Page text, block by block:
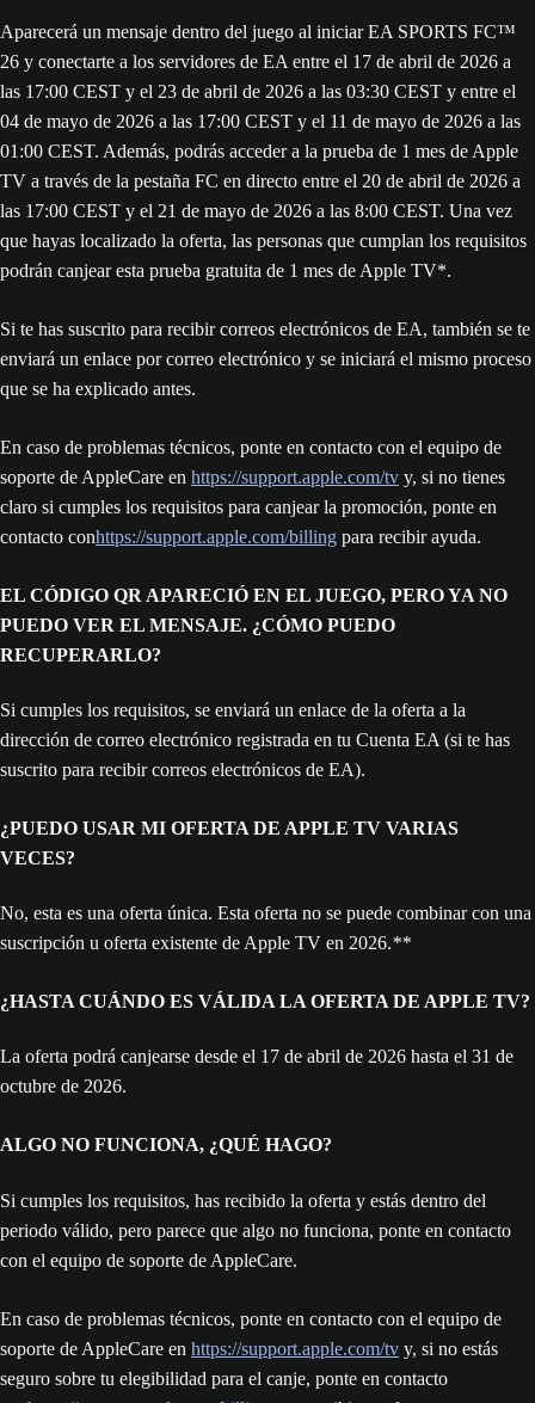
Aparecerá un mensaje dentro del juego al iniciar EA SPORTS FC™
26 y conectarte a los servidores de EA entre el 17 de abril de 2026 a
las 17:00 CEST y el 23 de abril de 2026 a las 03:30 CEST y entre el
04 de mayo de 2026 a las 17:00 CEST y el 11 de mayo de 2026 a las
01:00 CEST. Además, podrás acceder a la prueba de 1 mes de Apple
TV a través de la pestaña FC en directo entre el 20 de abril de 2026 a
las 17:00 CEST y el 21 de mayo de 2026 a las 8:00 CEST. Una vez
que hayas localizado la oferta, las personas que cumplan los requisitos
podrán canjear esta prueba gratuita de 1 mes de Apple TV*.
Si te has suscrito para recibir correos electrónicos de EA, también se te
enviará un enlace por correo electrónico y se iniciará el mismo proceso
que se ha explicado antes.
En caso de problemas técnicos, ponte en contacto con el equipo de
soporte de AppleCare en https://support.apple.com/tv y, si no tienes
claro si cumples los requisitos para canjear la promoción, ponte en
contacto conhttps://support.apple.com/billing para recibir ayuda.
EL CÓDIGO QR APARECIÓ EN EL JUEGO, PERO YA NO
PUEDO VER EL MENSAJE. ¿CÓMO PUEDO
RECUPERARLO?
Si cumples los requisitos, se enviará un enlace de la oferta a la
dirección de correo electrónico registrada en tu Cuenta EA (si te has
suscrito para recibir correos electrónicos de EA).
¿PUEDO USAR MI OFERTA DE APPLE TV VARIAS
VECES?
No, esta es una oferta única. Esta oferta no se puede combinar con una
suscripción u oferta existente de Apple TV en 2026.**
¿HASTA CUÁNDO ES VÁLIDA LA OFERTA DE APPLE TV?
La oferta podrá canjearse desde el 17 de abril de 2026 hasta el 31 de
octubre de 2026.
ALGO NO FUNCIONA, ¿QUÉ HAGO?
Si cumples los requisitos, has recibido la oferta y estás dentro del
periodo válido, pero parece que algo no funciona, ponte en contacto
con el equipo de soporte de AppleCare.
En caso de problemas técnicos, ponte en contacto con el equipo de
soporte de AppleCare en https://support.apple.com/tv y, si no estás
seguro sobre tu elegibilidad para el canje, ponte en contacto